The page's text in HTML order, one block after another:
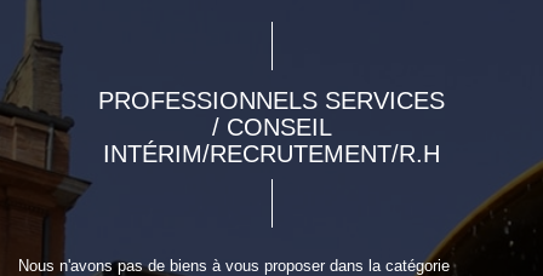
PROFESSIONNELS SERVICES
/ CONSEIL
INTÉRIM/RECRUTEMENT/R.H
Nous n'avons pas de biens à vous proposer dans la catégorie